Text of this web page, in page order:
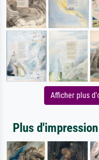
Afficher plus
Plus